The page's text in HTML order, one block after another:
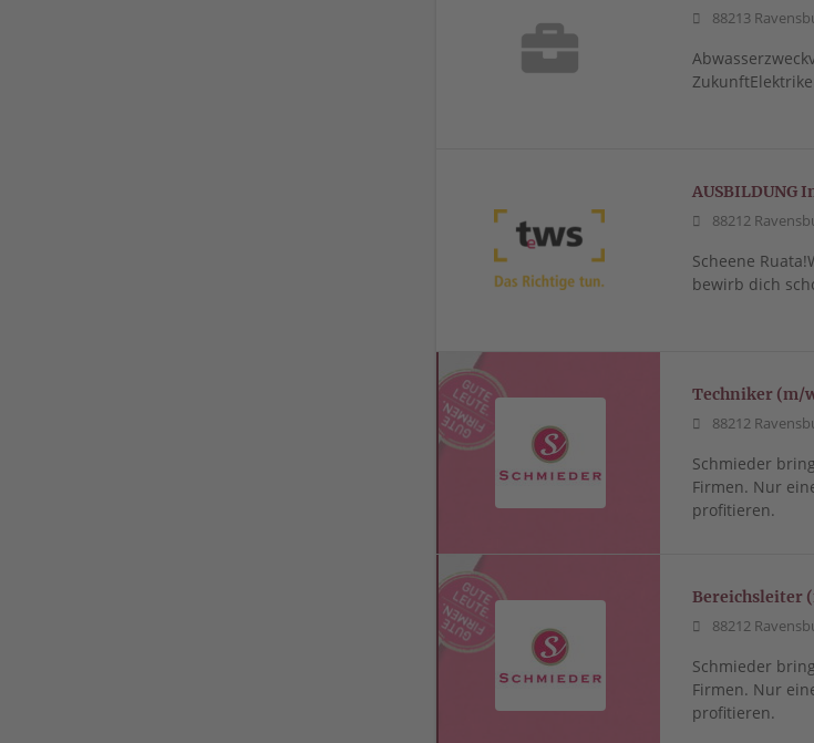
88213
88212
Scheene
bewirb dich
Techniker (m/
88212
Schmieder
Firmen. Nur
profitieren.
Bereichsleiter
88212
Schmieder
Firmen. Nur
profitieren.